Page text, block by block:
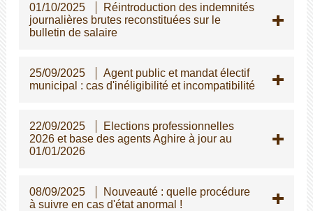
01/10/2025
Réintroduction des indemnités
journalières brutes reconstituées sur le
bulletin de salaire
25/09/2025
Agent public et mandat électif
municipal : cas d'inéligibilité et incompatibilité
22/09/2025
Elections professionnelles
2026 et base des agents Aghire à jour au
01/01/2026
08/09/2025
Nouveauté : quelle procédure
à suivre en cas d'état anormal !